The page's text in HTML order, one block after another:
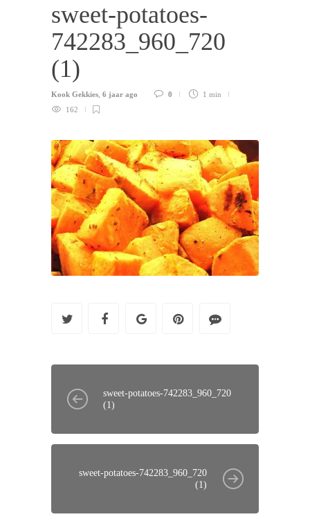
sweet-potatoes-
742283_960_720
(1)
Kook Gekkies 6 jaar ago 0
1 min
162
sweet-potatoes-742283_960_720
(1)
sweet-potatoes-742283_960_720
(1)